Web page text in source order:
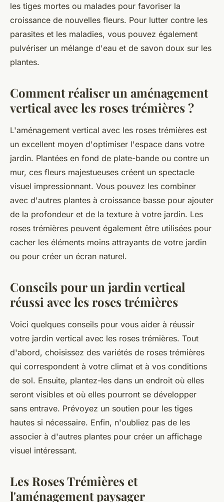
les tiges mortes ou malades pour favoriser la
croissance de nouvelles fleurs. Pour lutter contre les
parasites et les maladies, vous pouvez également
pulvériser un mélange d'eau et de savon doux sur les
plantes.
Comment réaliser un aménagement
vertical avec les roses trémières ?
L'aménagement vertical avec les roses trémières est
un excellent moyen d'optimiser l'espace dans votre
jardin. Plantées en fond de plate-bande ou contre un
mur, ces fleurs majestueuses créent un spectacle
visuel impressionnant. Vous pouvez les combiner
avec d'autres plantes à croissance basse pour ajouter
de la profondeur et de la texture à votre jardin. Les
roses trémières peuvent également être utilisées pour
cacher les éléments moins attrayants de votre jardin
ou pour créer un écran naturel.
Conseils pour un jardin vertical
réussi avec les roses trémières
Voici quelques conseils pour vous aider à réussir
votre jardin vertical avec les roses trémières. Tout
d'abord, choisissez des variétés de roses trémières
qui correspondent à votre climat et à vos conditions
de sol. Ensuite, plantez-les dans un endroit où elles
seront visibles et où elles pourront se développer
sans entrave. Prévoyez un soutien pour les tiges
hautes si nécessaire. Enfin, n'oubliez pas de les
associer à d'autres plantes pour créer un affichage
visuel intéressant.
Les Roses Trémières et
l'aménagement paysager